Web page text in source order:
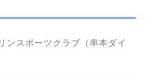
ンスポーツクラブ（串本ダイ